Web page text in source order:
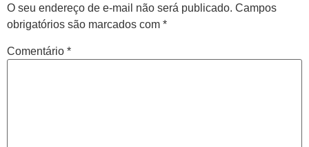
O seu endereço de e-mail não será publicado. Campos
obrigatórios são marcados com *
Comentário *